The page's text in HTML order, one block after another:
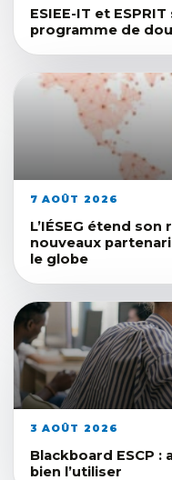
ESIEE-IT et
programme de
7 AOÛT 2026
L’IÉSEG étend
nouveaux
le globe
3 AOÛT 2026
Blackboard ESCP
bien l’utiliser